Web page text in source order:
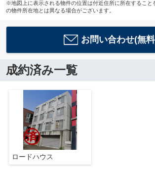
※地図上に表示される物件の位置は付近住所に所在すること
の物件所在地とは異なる場合がございます。
お問い合わせ(無
成約済み一覧
ロードハウス